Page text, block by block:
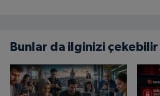
Bunlar da ilginizi çekebilir